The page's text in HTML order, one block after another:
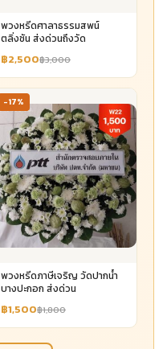
พวงหรีดศาลาธรรมสพน์
ตลิ่งชัน ส่งด่วนถึงวัด
฿2,500฿3,000
-17%
พวงหรีดภาษีเจริญ วัดปากน้ำ
บางปะกอก ส่งด่วน
฿1,500฿1,800